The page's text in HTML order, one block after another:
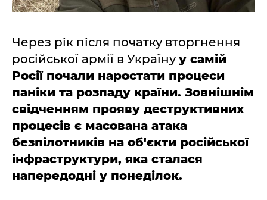
Через рік після початку вторгнення
російської армії в Українуу самій
Росії почали наростати процеси
паніки та розпаду країни. Зовнішнім
свідченням прояву деструктивних
процесів є масована атака
безпілотників на об'єкти російської
інфраструктури, яка сталася
напередодні у понеділок.